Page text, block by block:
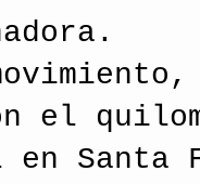
el
Santa